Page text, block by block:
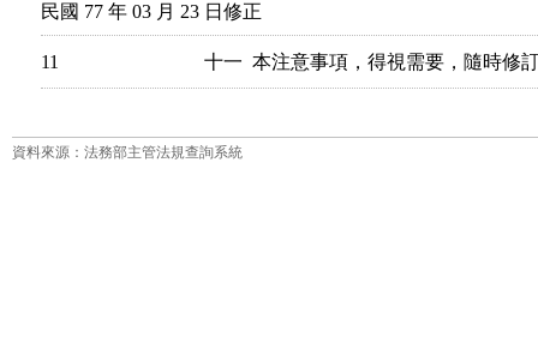
民國 77 年 03 月 23 日修正
11
資料來源：法務部主管法規查詢系統